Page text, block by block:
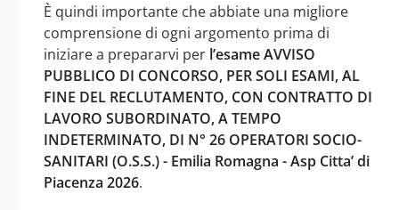
È quindi importante che abbiate una migliore
comprensione di ogni argomento prima di
iniziare a prepararvi per l’esame AVVISO
PUBBLICO DI CONCORSO, PER SOLI ESAMI, AL
FINE DEL RECLUTAMENTO, CON CONTRATTO DI
LAVORO SUBORDINATO, A TEMPO
INDETERMINATO, DI N° 26 OPERATORI SOCIO-
SANITARI (O.S.S.) - Emilia Romagna - Asp Citta’ di
Piacenza 2026.